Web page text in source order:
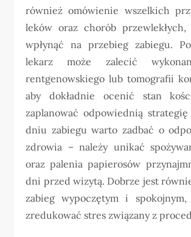
również omówienie wszelkich
leków oraz chorób
wpłynąć na przebieg zabiegu.
lekarz może zalecić
rentgenowskiego lub tomografii
aby dokładnie ocenić stan
zaplanować odpowiednią
dniu zabiegu warto zadbać o
zdrowia – należy unikać
oraz palenia papierosów
dni przed wizytą. Dobrze jest
zabieg wypoczętym i
zredukować stres związany z